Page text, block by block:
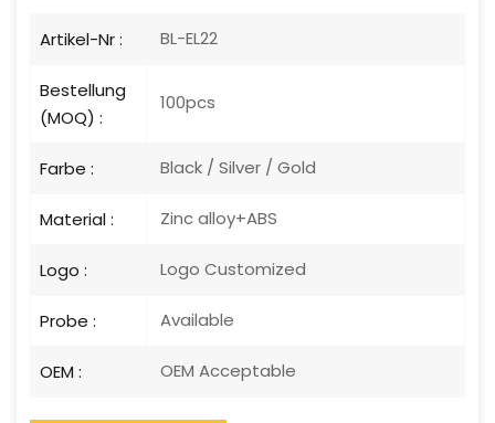
Artikel-Nr : BL-EL22
Bestellung
(MOQ) :
100pcs
Farbe : Black / Silver / Gold
Material : Zinc alloy+ABS
Logo : Logo Customized
Probe : Available
OEM : OEM Acceptable